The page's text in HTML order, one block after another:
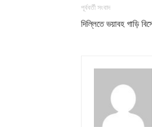
পূর্ববর্তী সংবাদ
দিল্লিতে ভয়াবহ গাড়ি